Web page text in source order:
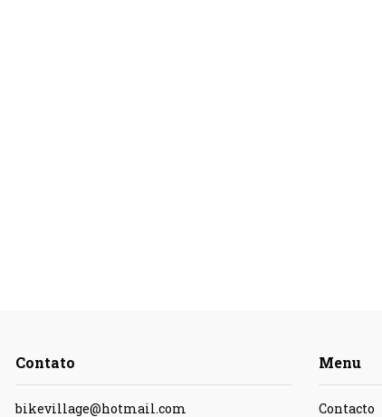
Contato
bikevillage@hotmail.com
Menu
Contacto